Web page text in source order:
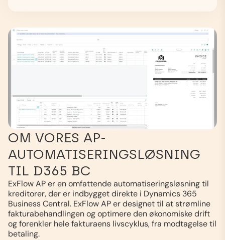
OM VORES AP-
AUTOMATISERINGSLØSNING
TIL D365 BC
ExFlow AP er en omfattende automatiseringsløsning til
kreditorer, der er indbygget direkte i Dynamics 365
Business Central. ExFlow AP er designet til at strømline
fakturabehandlingen og optimere den økonomiske drift
og forenkler hele fakturaens livscyklus, fra modtagelse til
betaling.